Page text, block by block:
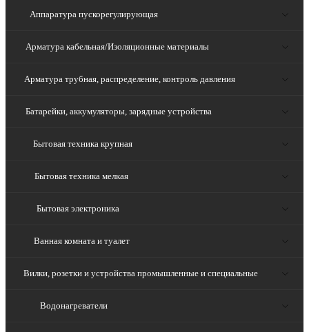
Аппаратура пускорегулирующая
Арматура кабельная/Изоляционные материалы
Арматура трубная, распределение, контроль давления
Батарейки, аккумуляторы, зарядные устройства
Бытовая техника крупная
Бытовая техника мелкая
Бытовая электроника
Ванная комната и туалет
Вилки, розетки и устройства промышленные и специальные
Водонагреватели